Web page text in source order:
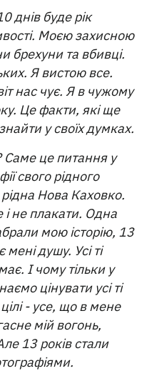
днів буде рік
Моєю захисною
брехуни та вбивці.
Я вистою все.
нас чує. Я в чужому
Це факти, які ще
у своїх думках.
це питання у
свого рідного
Нова Каховко.
не плакати. Одна
мою історію, 13
душу. Усі ті
І чому тільки у
цінувати усі ті
- усе, що в мене
мій вогонь,
13 років стали